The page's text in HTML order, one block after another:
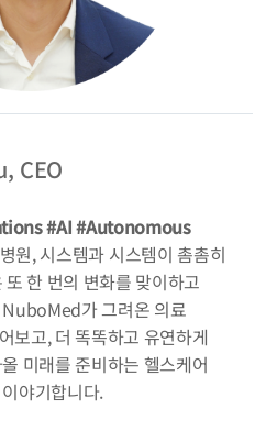
CEO
#AI #Autonomous
원, 시스템과 시스템이 촘촘히
한 번의 변화를 맞이하고
가 그려온 의료
보고, 더 똑똑하고 유연하게
미래를 준비하는 헬스케어
야기합니다.